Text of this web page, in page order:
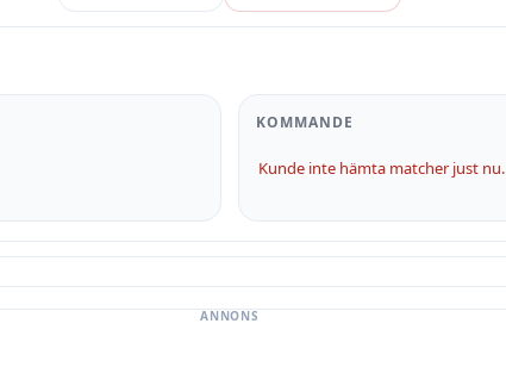
KOMMANDE
Kunde inte hämta matcher just nu.
ANNONS